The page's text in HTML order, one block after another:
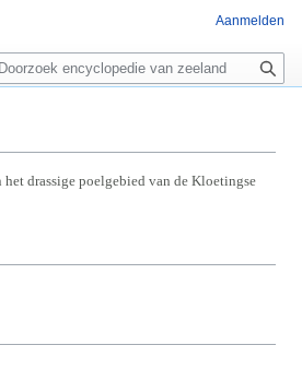
drassige poelgebied van de Kloetingse
Aanmelden